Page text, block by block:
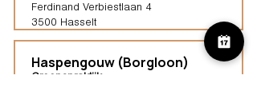
Ferdinand Verbiestlaan 4
3500 Hasselt
Haspengouw (Borgloon)